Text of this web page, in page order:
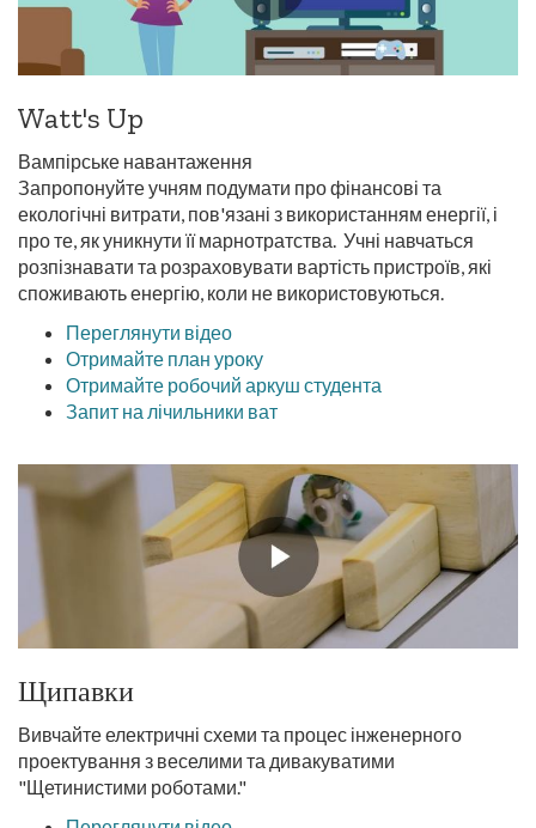
Watt's Up
Вампірське навантаження
Запропонуйте учням подумати про фінансові та
екологічні витрати, пов'язані з використанням енергії, і
про те, як уникнути її марнотратства. Учні навчаться
розпізнавати та розраховувати вартість пристроїв, які
споживають енергію, коли не використовуються.
Переглянути відео
Отримайте план уроку
Отримайте робочий аркуш студента
Запит на лічильники ват
Щипавки
Вивчайте електричні схеми та процес інженерного
проектування з веселими та дивакуватими
"Щетинистими роботами."